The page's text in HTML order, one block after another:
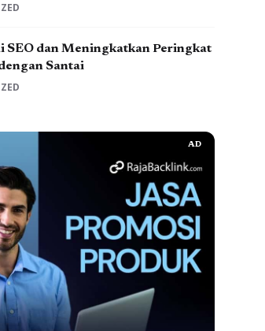
SEO dan Meningkatkan Peringkat
Santai
AD